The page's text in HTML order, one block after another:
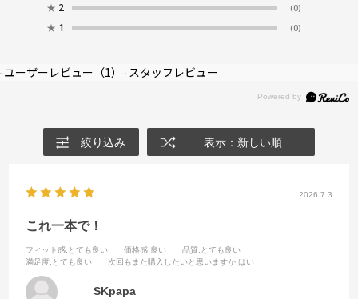
★ 2 (0)
★ 1 (0)
ユーザーレビュー （1） スタッフレビュー
絞り込み 表示：新しい順
2026.7.3
これ一本で！
フィット感:とても良い 価格感:良い 品質:とても良い
満足度:とても良い 次回もまた購入したいと思いますか:はい
SKpapa